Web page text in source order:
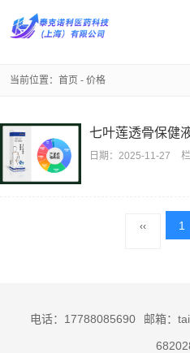
当前位置： 首页 - 价格
七叶莲透骨保健
日期： 2025-11-27
‹‹ 1
电话：17788085690 邮箱：